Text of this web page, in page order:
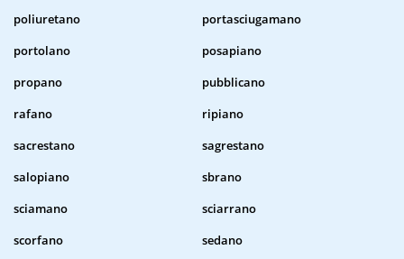
poliuretano
portasciugamano
portolano
posapiano
propano
pubblicano
rafano
ripiano
sacrestano
sagrestano
salopiano
sbrano
sciamano
sciarrano
scorfano
sedano